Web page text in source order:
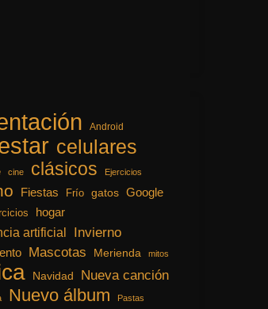
Android
celulares
cine clásicos Ejercicios
Fiestas Frío gatos Google
hogar
artificial Invierno
Mascotas Merienda mitos
Navidad Nueva canción
Nuevo álbum Pastas